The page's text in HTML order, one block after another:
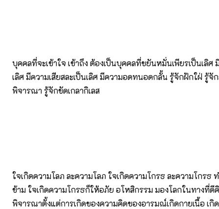
บุคคลที่จะเข้าใจ เข้าถึง ต้องเป็นบุคคลที่ขยันหมั่นเพียรเป็นเลิศ
เลิศ มีความเสียสละเป็นเลิศ มีความอดทนอดกลั้น รู้จักฝักใฝ่ รู้
พิจารณา รู้จักขัดเกลากิเลส
ใจเกิดความโลภ ละความโลภ ใจเกิดความโกรธ ละความโกรธ
ข้าม ใจเกิดความโกรธก็ให้อภัย อโหสิกรรม มองโลกในทางที่
พิจารณาตั้งแต่การเกิดของความคิดของอารมณ์เกิดกายเนื้อ เกิ